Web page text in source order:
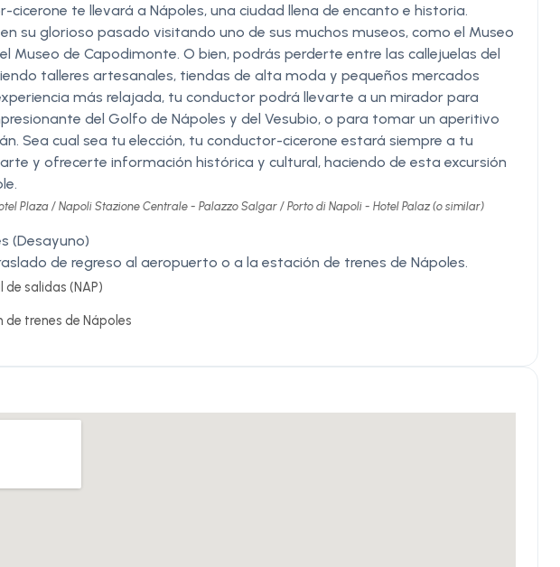
cicerone te llevará a Nápoles, una ciudad llena de encanto e historia.
su glorioso pasado visitando uno de sus muchos museos, como el Museo
Museo de Capodimonte. O bien, podrás perderte entre las callejuelas del
talleres artesanales, tiendas de alta moda y pequeños mercados
más relajada, tu conductor podrá llevarte a un mirador para
del Golfo de Nápoles y del Vesubio, o para tomar un aperitivo
Sea cual sea tu elección, tu conductor-cicerone estará siempre a tu
y ofrecerte información histórica y cultural, haciendo de esta excursión
Plaza / Napoli Stazione Centrale - Palazzo Salgar / Porto di Napoli - Hotel Palaz (o similar)
(Desayuno)
de regreso al aeropuerto o a la estación de trenes de Nápoles.
de salidas (NAP)
de trenes de Nápoles